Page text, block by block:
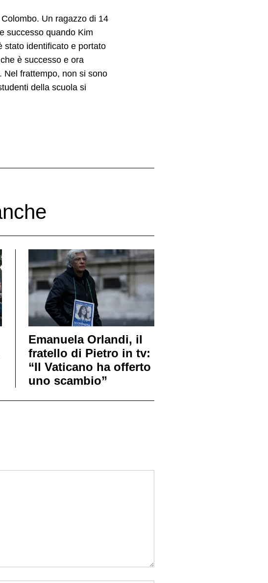
Un ragazzo di 14
successo quando Kim
stato identificato e portato
è successo e ora
Nel frattempo, non si sono
della scuola si
Emanuela Orlandi, il
fratello di Pietro in tv:
“Il Vaticano ha offerto
uno scambio”